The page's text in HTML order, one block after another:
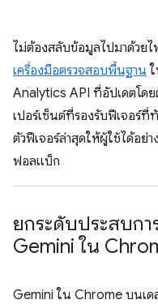
ไม่ต้องสลับข้อมูลไปมาด้วย
เครื่องมือตรวจสอบพื้นฐาน
Analytics API ที่อัปเดตโด
เปอร์เซ็นต์ที่รองรับฟีเจอร์
ตัวฟีเจอร์ล่าสุดให้ผู้ใช้ได้อย่
ฟอลแบ็ก
ยกระดับประสบก
Gemini ใน
Gemini ใน Chrome บนเ